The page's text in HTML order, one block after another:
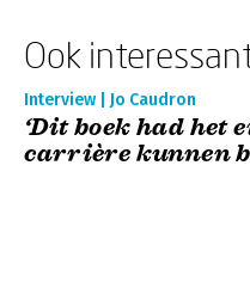
Ook
Interview | Jo Caudron
‘Dit boek had het
carrière kunnen